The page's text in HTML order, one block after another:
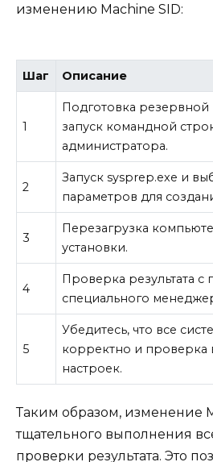
изменению Machine SID:
Шаг Описание
1
Подготовка
запуск командной
администратора.
2
Запуск sysprep.exe и
параметров для
3
Перезагрузка
установки.
4
Проверка результата
специального
5
Убедитесь, что все
корректно и проверка
настроек.
Таким образом, изменение
тщательного выполнения
проверки результата. Это